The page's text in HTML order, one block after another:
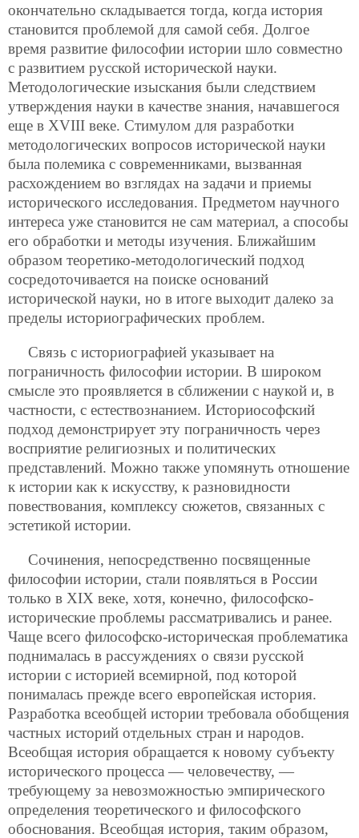
окончательно складывается тогда, когда история
становится проблемой для самой себя. Долгое
время развитие философии истории шло совместно
с развитием русской исторической науки.
Методологические изыскания были следствием
утверждения науки в качестве знания, начавшегося
еще в XVIII веке. Стимулом для разработки
методологических вопросов исторической науки
была полемика с современниками, вызванная
расхождением во взглядах на задачи и приемы
исторического исследования. Предметом научного
интереса уже становится не сам материал, а способы
его обработки и методы изучения. Ближайшим
образом теоретико-методологический подход
сосредоточивается на поиске оснований
исторической науки, но в итоге выходит далеко за
пределы историографических проблем.
Связь с историографией указывает на
пограничность философии истории. В широком
смысле это проявляется в сближении с наукой и, в
частности, с естествознанием. Историософский
подход демонстрирует эту пограничность через
восприятие религиозных и политических
представлений. Можно также упомянуть отношение
к истории как к искусству, к разновидности
повествования, комплексу сюжетов, связанных с
эстетикой истории.
Сочинения, непосредственно посвященные
философии истории, стали появляться в России
только в XIX веке, хотя, конечно, философско-
исторические проблемы рассматривались и ранее.
Чаще всего философско-историческая проблематика
поднималась в рассуждениях о связи русской
истории с историей всемирной, под которой
понималась прежде всего европейская история.
Разработка всеобщей истории требовала обобщения
частных историй отдельных стран и народов.
Всеобщая история обращается к новому субъекту
исторического процесса — человечеству, —
требующему за невозможностью эмпирического
определения теоретического и философского
обоснования. Всеобщая история, таким образом,